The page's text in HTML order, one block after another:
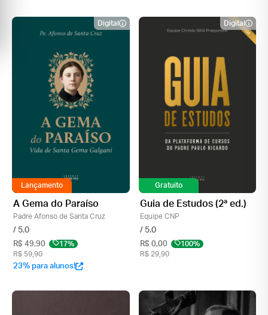
Digital
Lançamento
A Gema do Paraíso
Padre Afonso de Santa Cruz
/ 5.0
R$ 49,90
17%
R$ 59,90
23% para alunos!
Digital
Lançamento
Gratuito
Guia de Estudos (2ᵃ ed.)
Equipe CNP
/ 5.0
R$ 0,00
100%
R$ 29,90